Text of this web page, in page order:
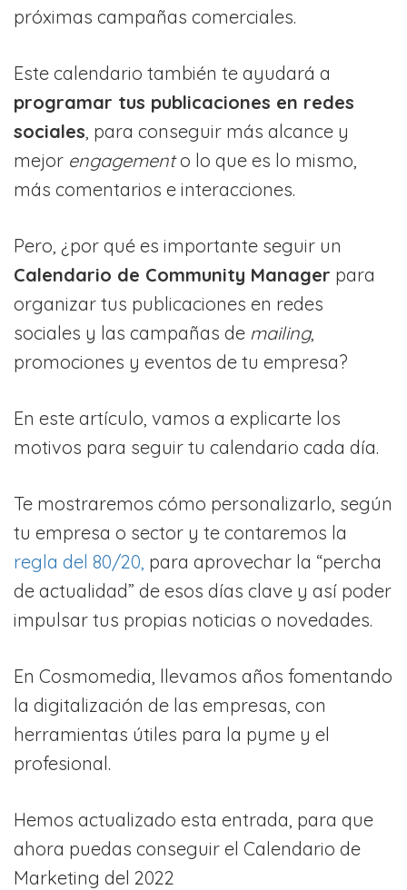
próximas campañas comerciales.
Este calendario también te ayudará a
programar tus publicaciones en redes
sociales , para conseguir más alcance y
mejor engagemento lo que es lo mismo,
más comentarios e interacciones.
Pero, ¿por qué es importante seguir un
Calendario de Community Manager para
organizar tus publicaciones en redes
sociales y las campañas de mailing,
promociones y eventos de tu empresa?
En este artículo, vamos a explicarte los
motivos para seguir tu calendario cada día.
Te mostraremos cómo personalizarlo, según
tu empresa o sector y te contaremos la
regla del 80/20, para aprovechar la “percha
de actualidad” de esos días clave y así poder
impulsar tus propias noticias o novedades.
En Cosmomedia, llevamos años fomentando
la digitalización de las empresas, con
herramientas útiles para la pyme y el
profesional.
Hemos actualizado esta entrada, para que
ahora puedas conseguir el Calendario de
Marketing del 2022